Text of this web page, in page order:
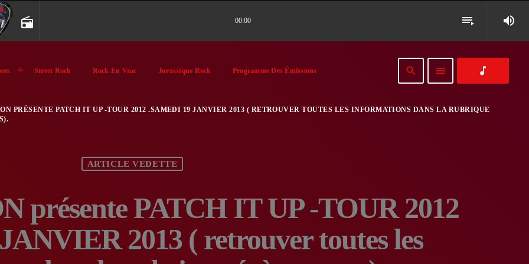
radio 00:00 playlist_play volume_up
Street Rock Rock En Vrac Jurassique Rock Programme Des Émissions search menu music_note
PRÉSENTE PATCH IT UP -TOUR 2012 .SAMEDI 19 JANVIER 2013 ( RETROUVER TOUTES LES INFORMATIONS DANS LA RUBRIQUE
ARTICLE VEDETTE
présente PATCH IT UP -TOUR 2012
2013 ( retrouver toutes les